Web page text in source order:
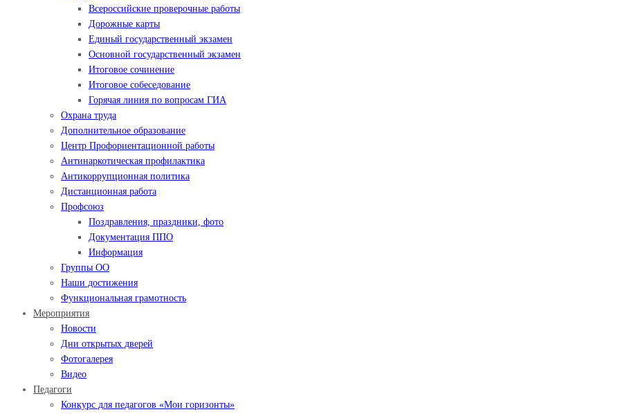
Всероссийские проверочные работы
Дорожные карты
Единый государственный экзамен
Основной государственный экзамен
Итоговое сочинение
Итоговое собеседование
Горячая линия по вопросам ГИА
Охрана труда
Дополнительное образование
Центр Профориентационной работы
Антинаркотическая профилактика
Антикоррупционная политика
Дистанционная работа
Профсоюз
Поздравления, праздники, фото
Документация ППО
Информация
Группы ОО
Наши достижения
Функциональная грамотность
Мероприятия
Новости
Дни открытых дверей
Фотогалерея
Видео
Педагоги
Конкурс для педагогов «Мои горизонты»